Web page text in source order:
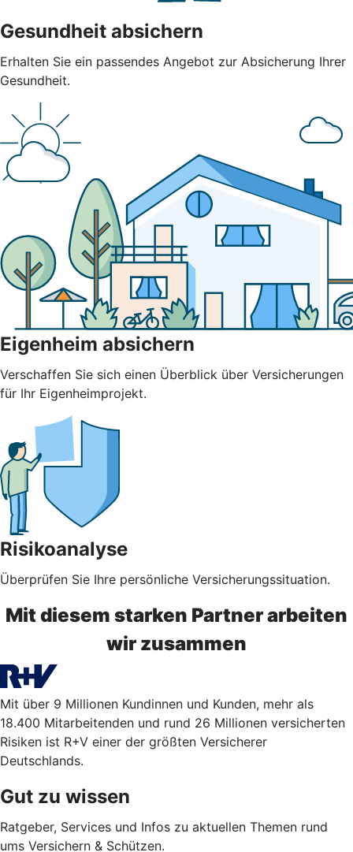
Gesundheit absichern
Erhalten Sie ein passendes Angebot zur Absicherung Ihrer
Gesundheit.
Eigenheim absichern
Verschaffen Sie sich einen Überblick über Versicherungen
für Ihr Eigenheimprojekt.
Risikoanalyse
Überprüfen Sie Ihre persönliche Versicherungssituation.
Mit diesem starken Partner arbeiten
wir zusammen
Mit über 9 Millionen Kundinnen und Kunden, mehr als
18.400 Mitarbeitenden und rund 26 Millionen versicherten
Risiken ist R+V einer der größten Versicherer
Deutschlands.
Gut zu wissen
Ratgeber, Services und Infos zu aktuellen Themen rund
ums Versichern & Schützen.